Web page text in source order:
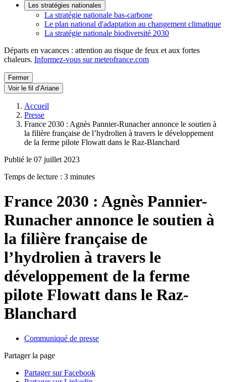
Les stratégies nationales
La stratégie nationale bas-carbone
Le plan national d'adaptation au changement climatique
La stratégie nationale biodiversité 2030
Départs en vacances : attention au risque de feux et aux fortes
chaleurs. Informez-vous sur meteofrance.com
Fermer
Voir le fil d’Ariane
Accueil
Presse
France 2030 : Agnès Pannier-Runacher annonce le soutien à
la filière française de l’hydrolien à travers le développement
de la ferme pilote Flowatt dans le Raz-Blanchard
Publié le 07 juillet 2023
Temps de lecture : 3 minutes
France 2030 : Agnès Pannier-
Runacher annonce le soutien à
la filière française de
l’hydrolien à travers le
développement de la ferme
pilote Flowatt dans le Raz-
Blanchard
Communiqué de presse
Partager la page
Partager sur Facebook